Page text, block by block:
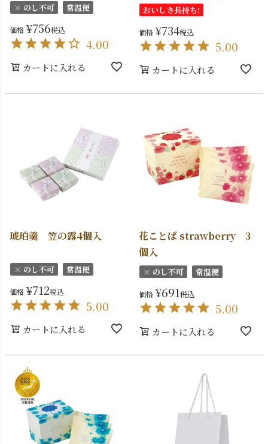
× のし不可 常温便
価格 ¥756税込
4.00
カートに入れる
おいしさ長持ち!
価格 ¥734税込
5.00
カートに入れる
琥珀羹 笠の露4個入
× のし不可 常温便
価格 ¥712税込
5.00
カートに入れる
花ことば strawberry 3
個入
× のし不可 常温便
価格 ¥691税込
5.00
カートに入れる